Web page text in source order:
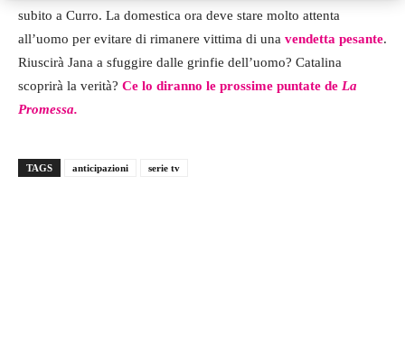
subito a Curro. La domestica ora deve stare molto attenta
all’uomo per evitare di rimanere vittima di una vendetta pesante.
Riuscirà Jana a sfuggire dalle grinfie dell’uomo? Catalina
scoprirà la verità? Ce lo diranno le prossime puntate de La
Promessa.
TAGS anticipazioni serie tv